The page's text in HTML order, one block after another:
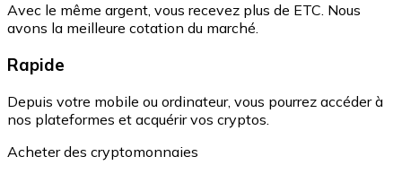
Avec le même argent, vous recevez plus de ETC. Nous
avons la meilleure cotation du marché.
Rapide
Depuis votre mobile ou ordinateur, vous pourrez accéder à
nos plateformes et acquérir vos cryptos.
Acheter des cryptomonnaies